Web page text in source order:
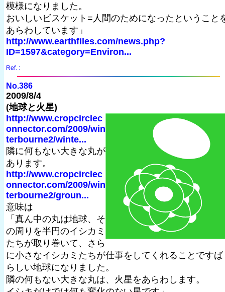
模様になりました。
おいしいビスケット=人間のためになったということ
あらわしています」
http://www.earthfiles.com/news.php?
ID=1597&category=Environ...
Ref. :
No.386
2009/8/4
(地球と火星)
http://www.cropcirclec
onnector.com/2009/win
terbourne2/winte...
隣に何もない大きな丸が
あります。
http://www.cropcirclec
onnector.com/2009/win
terbourne2/groun...
意味は
「真ん中の丸は地球、そ
の周りを半円のイシカミ
たちが取り巻いて、さら
に小さなイシカミたちが仕事をしてくれることですば
らしい地球になりました。
隣の何もない大きな丸は、火星をあらわします。